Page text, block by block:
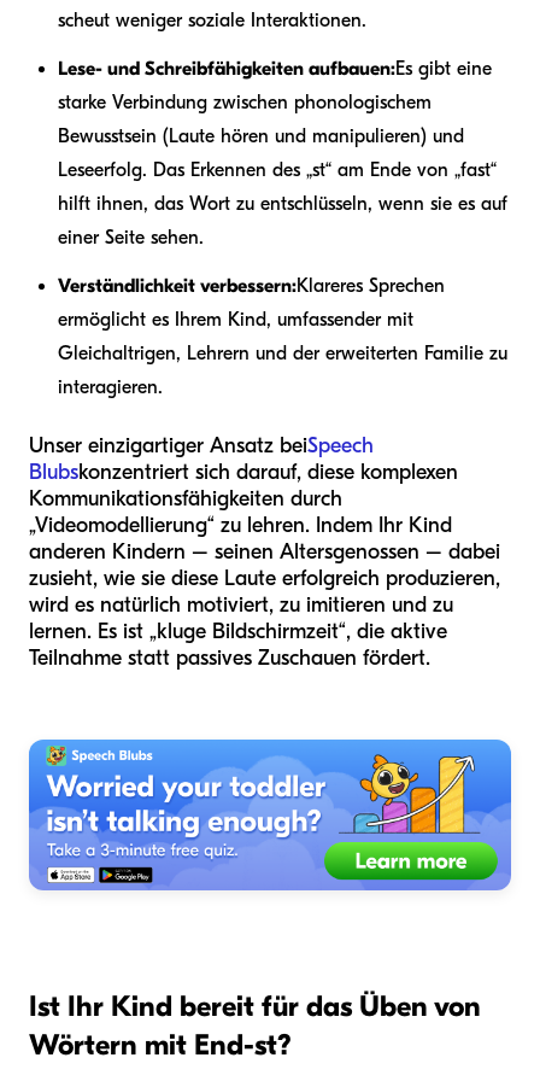
scheut weniger soziale Interaktionen.
Lese- und Schreibfähigkeiten aufbauen:Es gibt eine
starke Verbindung zwischen phonologischem
Bewusstsein (Laute hören und manipulieren) und
Leseerfolg. Das Erkennen des „st“ am Ende von „fast“
hilft ihnen, das Wort zu entschlüsseln, wenn sie es auf
einer Seite sehen.
Verständlichkeit verbessern:Klareres Sprechen
ermöglicht es Ihrem Kind, umfassender mit
Gleichaltrigen, Lehrern und der erweiterten Familie zu
interagieren.
Unser einzigartiger Ansatz beiSpeech
Blubskonzentriert sich darauf, diese komplexen
Kommunikationsfähigkeiten durch
„Videomodellierung“ zu lehren. Indem Ihr Kind
anderen Kindern – seinen Altersgenossen – dabei
zusieht, wie sie diese Laute erfolgreich produzieren,
wird es natürlich motiviert, zu imitieren und zu
lernen. Es ist „kluge Bildschirmzeit“, die aktive
Teilnahme statt passives Zuschauen fördert.
Ist Ihr Kind bereit für das Üben von
Wörtern mit End-st?